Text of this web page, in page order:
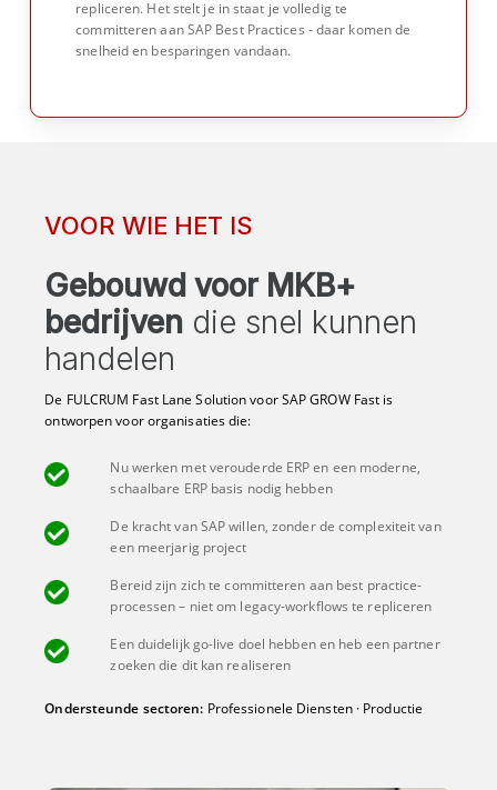
repliceren. Het stelt je in staat je volledig te
committeren aan SAP Best Practices - daar komen de
snelheid en besparingen vandaan.
VOOR WIE HET IS
Gebouwd voor MKB+
bedrijven die snel kunnen
handelen
De FULCRUM Fast Lane Solution voor SAP GROW Fast is
ontworpen voor organisaties die:
Nu werken met verouderde ERP en een moderne,
schaalbare ERP basis nodig hebben
De kracht van SAP willen, zonder de complexiteit van
een meerjarig project
Bereid zijn zich te committeren aan best practice-
processen – niet om legacy-workflows te repliceren
Een duidelijk go-live doel hebben en heb een partner
zoeken die dit kan realiseren
Ondersteunde sectoren: Professionele Diensten · Productie